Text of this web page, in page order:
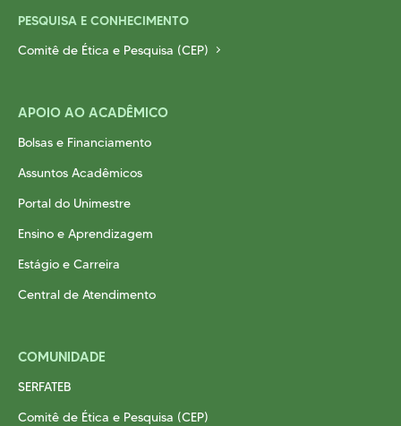
PESQUISA E CONHECIMENTO
Comitê de Ética e Pesquisa (CEP)
APOIO AO ACADÊMICO
Bolsas e Financiamento
Assuntos Acadêmicos
Portal do Unimestre
Ensino e Aprendizagem
Estágio e Carreira
Central de Atendimento
COMUNIDADE
SERFATEB
Comitê de Ética e Pesquisa (CEP)